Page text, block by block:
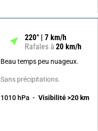
220° 7 km/h
Rafales à 20 km/h
Beau temps peu nuageux.
Sans précipitations.
1010 hPa Visibilité >20 km